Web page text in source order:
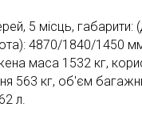
5 місць,
4870/1840/1450
маса 1532 кг,
563 кг, об'єм
л.